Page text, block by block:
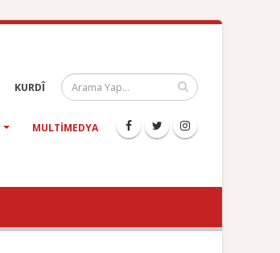
KURDÎ
MULTIMEDYA